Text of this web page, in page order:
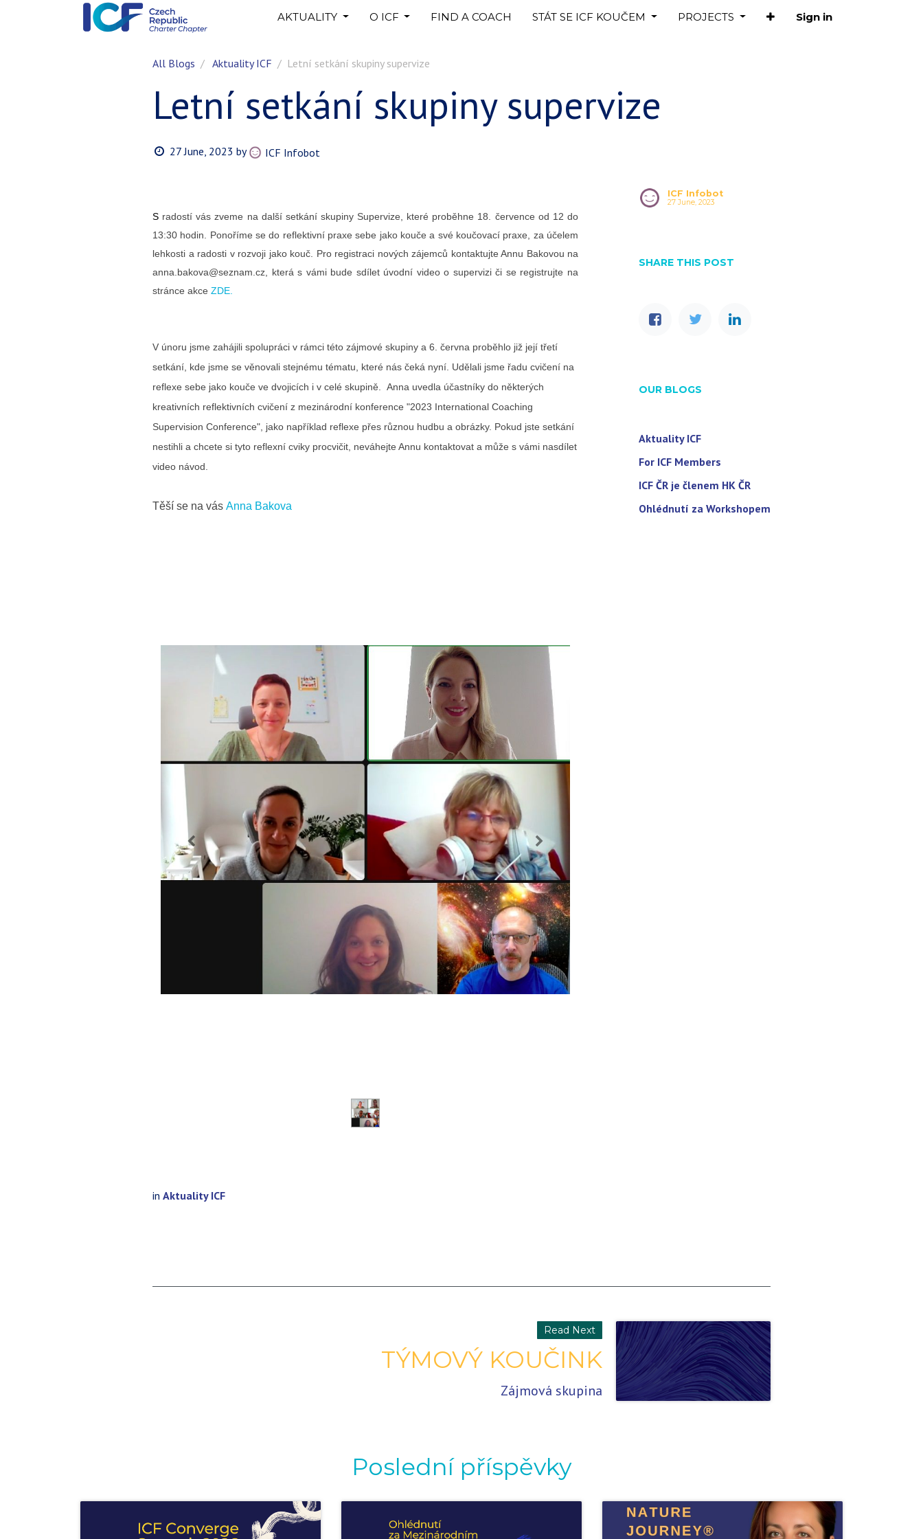
AKTUALITY O ICF FIND A COACH STÁT SE ICF KOUČEM PROJECTS Sign in
All Blogs Aktuality ICF Letní setkání skupiny supervize
Letní setkání skupiny supervize
27 June, 2023 by ICF Infobot
S radostí vás zveme na další setkání skupiny Supervize, které proběhne 18. července od 12 do
13:30 hodin. Ponoříme se do reflektivní praxesebe jako kouče a své koučovací praxe, za účelem
lehkosti a radosti v rozvoji jako kouč. Pro registraci nových zájemců kontaktujte Annu Bakovou na
anna.bakova@seznam.cz , která s vámi bude sdílet úvodní video o supervizi či se registrujte na
stránce akce ZDE.
V únoru jsme zahájili spolupráci v rámci této zájmové skupiny a 6. června proběhlo již její třetí
setkání, kde jsme se věnovali stejnému tématu, které nás čeká nyní. Udělali jsme řadu cvičení na
reflexe sebe jako kouče ve dvojicích i v celé skupině. Anna uvedla účastníky do některých
kreativních reflektivních cvičení z mezinárodní konference "2023 International Coaching
Supervision Conference", jako například reflexe přes různou hudbu a obrázky. Pokud jste setkání
nestihli a chcete si tyto reflexní cviky procvičit, neváhejte Annu kontaktovat a může s vámi nasdílet
video návod.
Těší se na vás Anna Bakova
in Aktuality ICF
ICF Infobot
27 June, 2023
SHARE THIS POST
OUR BLOGS
Aktuality ICF
For ICF Members
ICF ČR je členem HK ČR
Ohlédnutí za Workshopem
Read Next
TÝMOVÝ KOUČINK
Zájmová skupina
Poslední příspěvky